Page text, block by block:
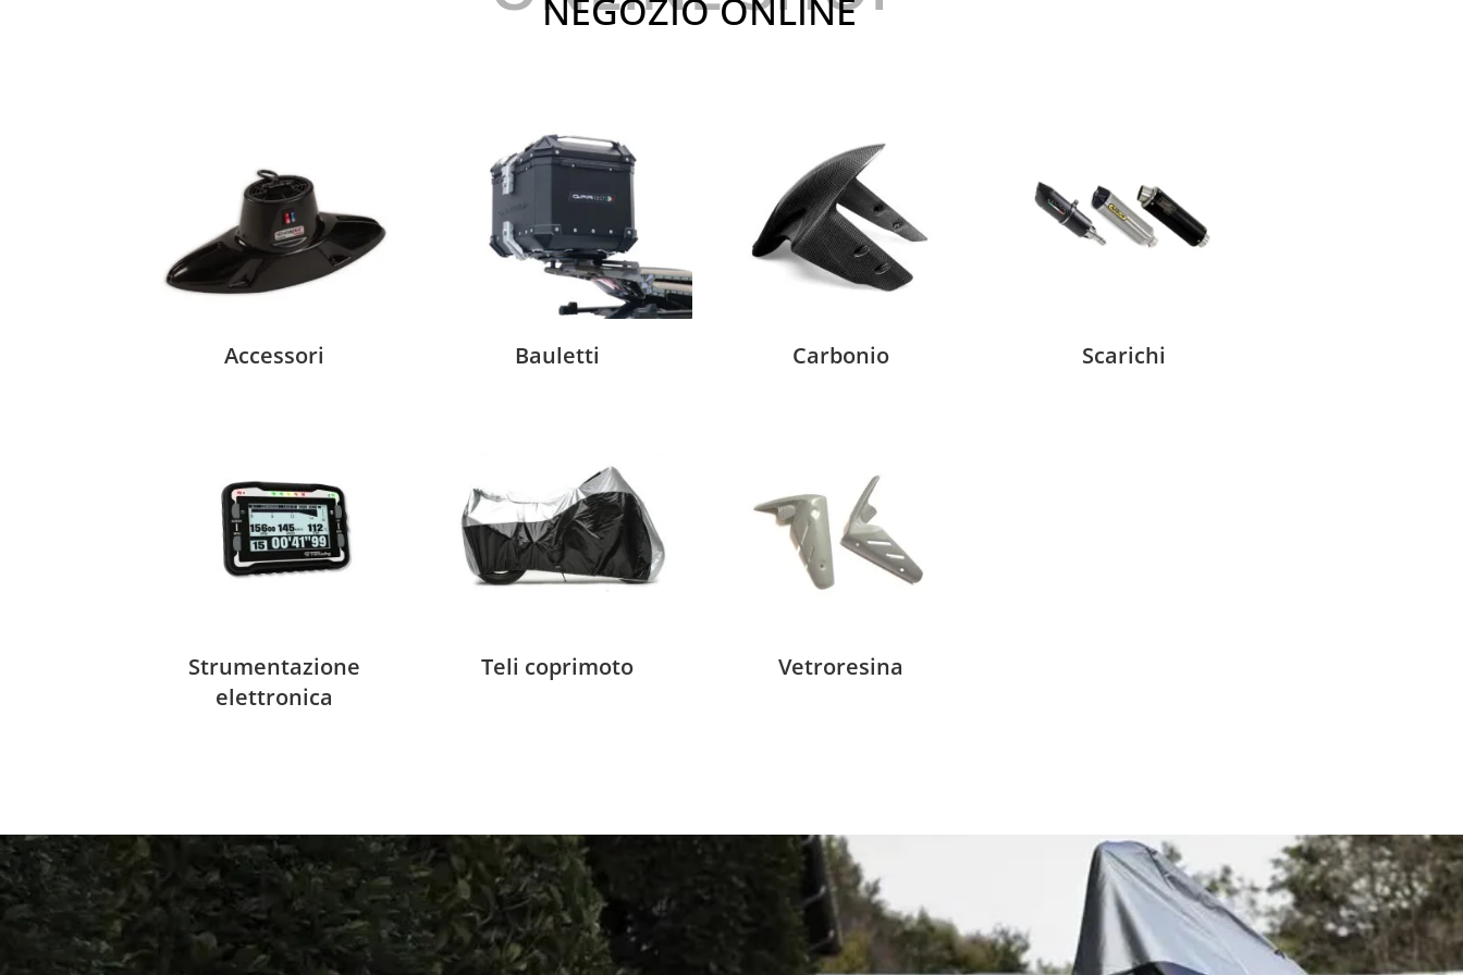
NEGOZIO ONLINE
Accessori Bauletti Carbonio Scarichi
Strumentazione
elettronica
Teli coprimoto Vetroresina